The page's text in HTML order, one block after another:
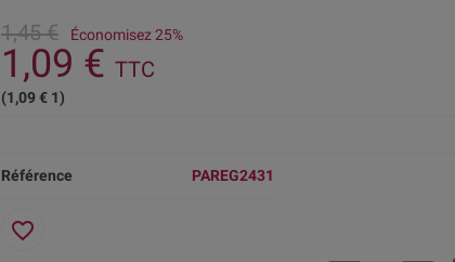
1,45 € Économisez 25%
1,09 € TTC
(1,09 € 1)
Référence PAREG2431
favorite_border